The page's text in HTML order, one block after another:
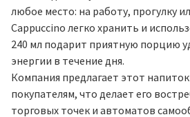
любое место: на работу, прогулку
Cappuccino легко хранить и
240 мл подарит приятную порцию
энергии в течение дня.
Компания предлагает этот
покупателям, что делает его
торговых точек и автоматов